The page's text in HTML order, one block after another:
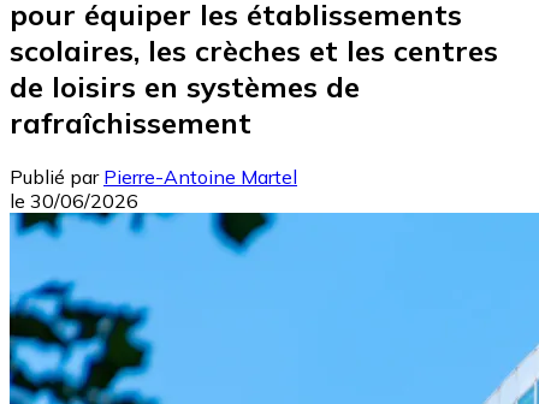
pour équiper les établissements
scolaires, les crèches et les centres
de loisirs en systèmes de
rafraîchissement
Publié par Pierre-Antoine Martel
le 30/06/2026